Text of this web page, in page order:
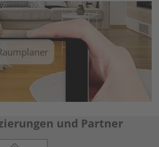
und Partner